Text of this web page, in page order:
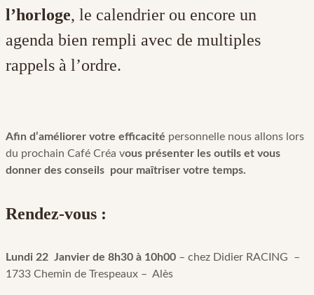
l’horloge, le calendrier ou encore un
agenda bien rempli avec de multiples
rappels à l’ordre.
Afin d’améliorer votre efficacité personnelle nous allons lors
du prochain Café Créa vous présenter les outils et vous
donner des conseils pour maîtriser votre temps.
Rendez-vous :
Lundi 22 Janvier de 8h30 à 10h00 – chez Didier RACING –
1733 Chemin de Trespeaux – Alès